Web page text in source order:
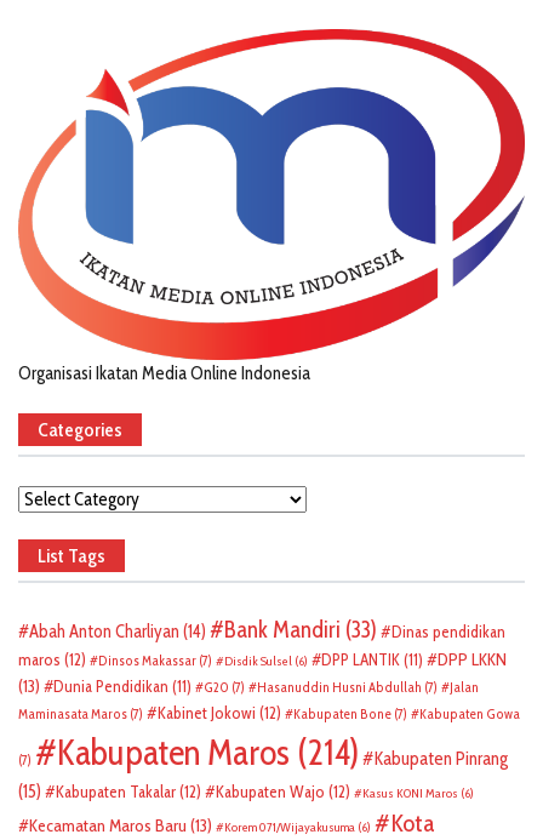
Organisasi Ikatan Media Online Indonesia
Categories
Categories
List Tags
Abah Anton Charliyan (14) Bank Mandiri (33)
Dinas pendidikan
maros (12) Dinsos Makassar (7) Disdik Sulsel (6) DPP LANTIK(11)
DPP LKKN
(13)
Dunia Pendidikan (11) G20 (7) Hasanuddin Husni Abdullah (7)
Jalan
Maminasata Maros (7) Kabinet Jokowi (12) Kabupaten Bone (7) Kabupaten Gowa
(7) Kabupaten Maros (214)
Kabupaten Pinrang
(15)
Kabupaten Takalar(12) Kabupaten Wajo (12) Kasus KONI Maros (6)
Kecamatan Maros Baru (13) Korem 071/Wijayakusuma (6)
Kota